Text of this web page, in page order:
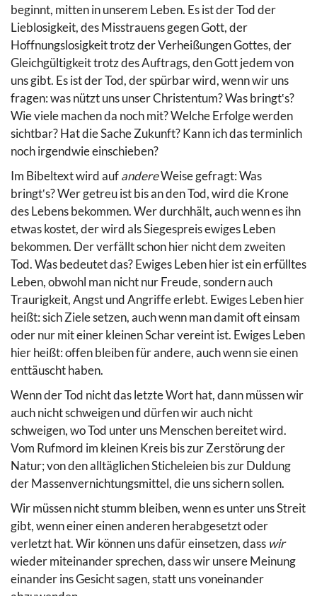
beginnt, mitten in unserem Leben. Es ist der Tod der
Lieblosigkeit, des Misstrauens gegen Gott, der
Hoffnungslosigkeit trotz der Verheißungen Gottes, der
Gleichgültigkeit trotz des Auftrags, den Gott jedem von
uns gibt. Es ist der Tod, der spürbar wird, wenn wir uns
fragen: was nützt uns unser Christentum? Was bringt‛s?
Wie viele machen da noch mit? Welche Erfolge werden
sichtbar? Hat die Sache Zukunft? Kann ich das terminlich
noch irgendwie einschieben?
Im Bibeltext wird aufandereWeise gefragt: Was
bringt‛s? Wer getreu ist bis an den Tod, wird die Krone
des Lebens bekommen. Wer durchhält, auch wenn es ihn
etwas kostet, der wird als Siegespreis ewiges Leben
bekommen. Der verfällt schon hier nicht dem zweiten
Tod. Was bedeutet das? Ewiges Leben hier ist ein erfülltes
Leben, obwohl man nicht nur Freude, sondern auch
Traurigkeit, Angst und Angriffe erlebt. Ewiges Leben hier
heißt: sich Ziele setzen, auch wenn man damit oft einsam
oder nur mit einer kleinen Schar vereint ist. Ewiges Leben
hier heißt: offen bleiben für andere, auch wenn sie einen
enttäuscht haben.
Wenn der Tod nicht das letzte Wort hat, dann müssen wir
auch nicht schweigen und dürfen wir auch nicht
schweigen, wo Tod unter uns Menschen bereitet wird.
Vom Rufmord im kleinen Kreis bis zur Zerstörung der
Natur; von den alltäglichen Sticheleien bis zur Duldung
der Massenvernichtungsmittel, die uns sichern sollen.
Wir müssen nicht stumm bleiben, wenn es unter uns Streit
gibt, wenn einer einen anderen herabgesetzt oder
verletzt hat. Wir können uns dafür einsetzen, dass wir
wieder miteinander sprechen, dass wir unsere Meinung
einander ins Gesicht sagen, statt uns voneinander